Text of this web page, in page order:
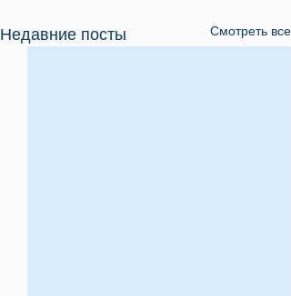
Недавние посты Смотреть все